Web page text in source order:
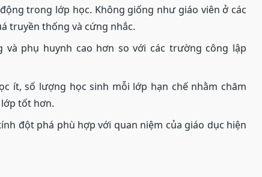
trong lớp học. Không giống như giáo viên ở các
truyền thống và cứng nhắc.
và phụ huynh cao hơn so với các trường công lập
ít, số lượng học sinh mỗi lớp hạn chế nhằm chăm
tốt hơn.
đột phá phù hợp với quan niệm của giáo dục hiện